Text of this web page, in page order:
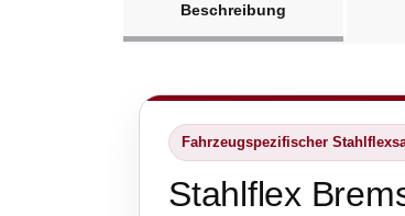
Beschreibung
Fahrzeugspezifischer
Stahlflex